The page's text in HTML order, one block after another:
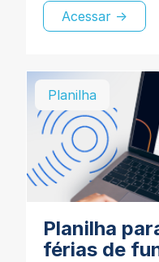
Acessar →
Planilha
Planilha
férias de